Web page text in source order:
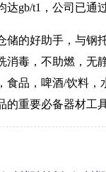
gb/t1，公司已通
的好助手，与钢
毒，不助燃，无
品，啤酒/饮料
重要必备器材工具